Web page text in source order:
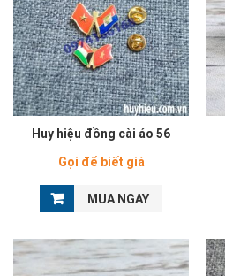
Huy hiệu đồng cài áo 56
Gọi để biết giá
MUA NGAY